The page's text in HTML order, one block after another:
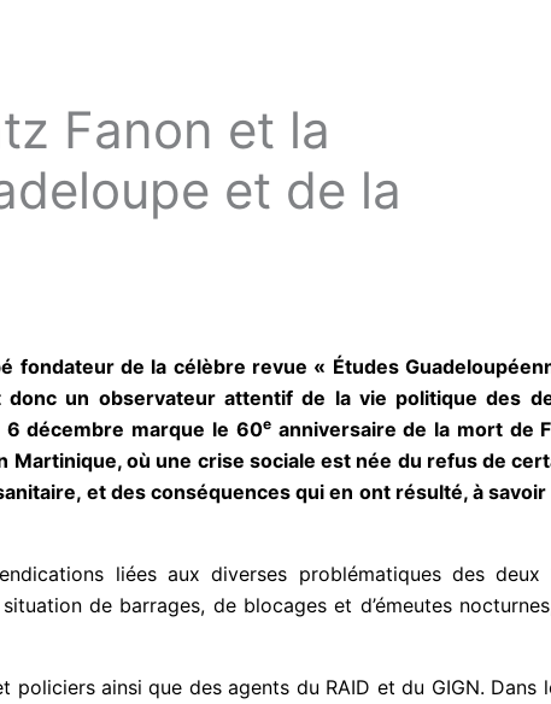
Fanon et la
et de la
fondateur de la célèbre revue « Études
un observateur attentif de la vie politique des
6 décembre marque le 60eanniversaire de la mort de
où une crise sociale est née du refus de
et des conséquences qui en ont résulté, à
liées aux diverses problématiques des
de barrages, de blocages et d’émeutes
ainsi que des agents du RAID et du GIGN. Dans